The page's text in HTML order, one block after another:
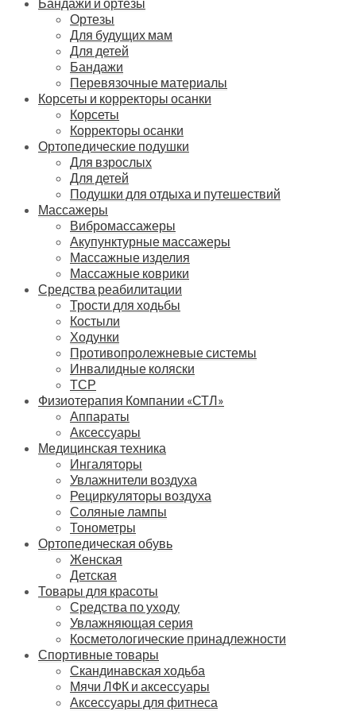
Ортезы
Для будущих мам
Для детей
Бандажи
Перевязочные материалы
Корсеты и корректоры осанки
Корсеты
Корректоры осанки
Ортопедические подушки
Для взрослых
Для детей
Подушки для отдыха и путешествий
Массажеры
Вибромассажеры
Акупунктурные массажеры
Массажные изделия
Массажные коврики
Средства реабилитации
Трости для ходьбы
Костыли
Ходунки
Противопролежневые системы
Инвалидные коляски
ТСР
Физиотерапия Компании «СТЛ»
Аппараты
Аксессуары
Медицинская техника
Ингаляторы
Увлажнители воздуха
Рециркуляторы воздуха
Соляные лампы
Тонометры
Ортопедическая обувь
Женская
Детская
Товары для красоты
Средства по уходу
Увлажняющая серия
Косметологические принадлежности
Спортивные товары
Скандинавская ходьба
Мячи ЛФК и аксессуары
Аксессуары для фитнеса